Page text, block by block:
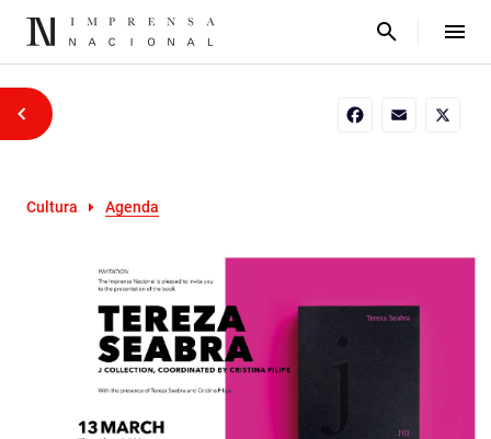
Cultura Agenda